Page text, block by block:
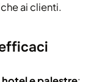
ai clienti.